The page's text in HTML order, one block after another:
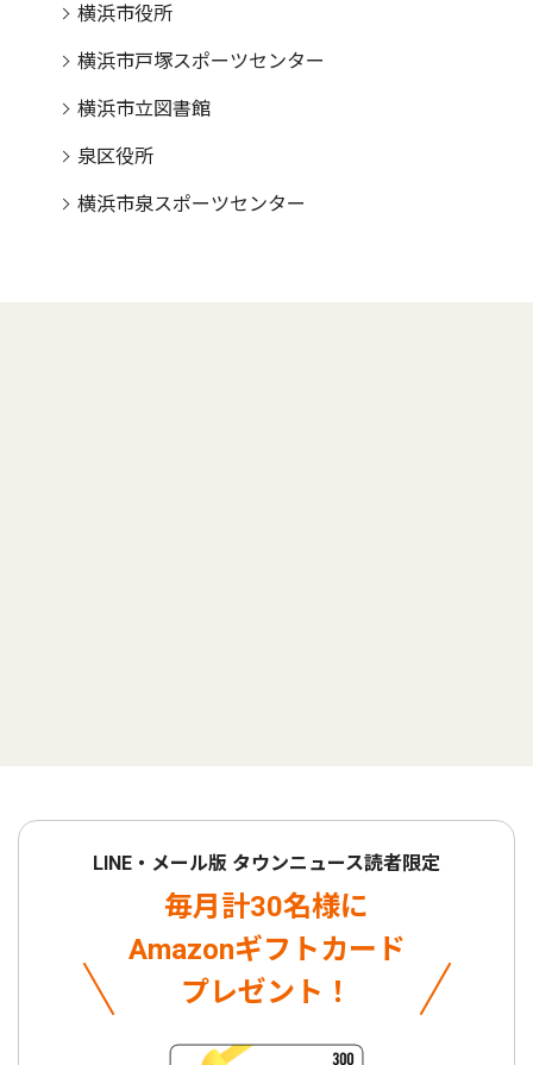
横浜市役所
横浜市戸塚スポーツセンター
横浜市立図書館
泉区役所
横浜市泉スポーツセンター
LINE・メール版 タウンニュース読者限定
毎月計30名様に
Amazonギフトカード
プレゼント！